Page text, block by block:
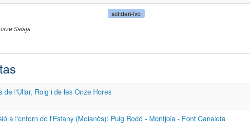
Safaja
solidari-fvo
de l'Ullar, Roig i de les Onze Hores
a l'entorn de l'Estany (Moianès): Puig Rodó - Montjoia - Font Canaleta